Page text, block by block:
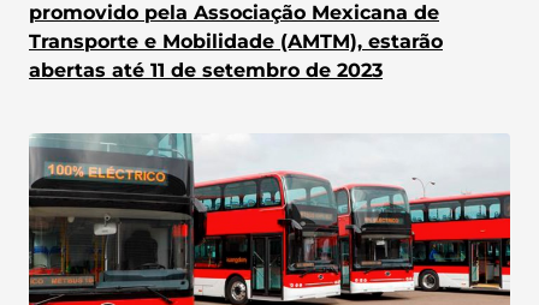
promovido pela Associação Mexicana de
Transporte e Mobilidade (AMTM), estarão
abertas até 11 de setembro de 2023